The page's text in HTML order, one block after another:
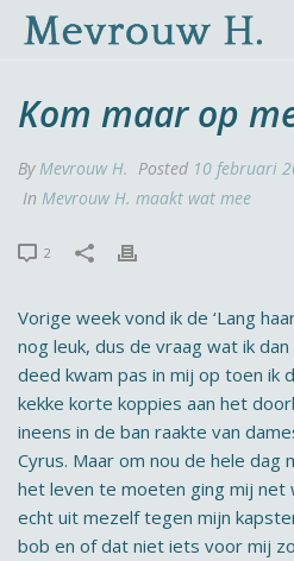
Kom maar op
ByMevrouw H. Posted 10 februari
In Mevrouw H. maakt wat mee
2
Vorige week vond ik de ‘Lang
nog leuk, dus de vraag wat ik
deed kwam pas in mij op toen ik
kekke korte koppies aan het
ineens in de ban raakte van
Cyrus. Maar om nou de hele
het leven te moeten ging mij net
echt uit mezelf tegen mijn
bob en of dat niet iets voor mij